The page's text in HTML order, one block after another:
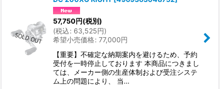
57,750円(税別)
(税込: 63,525円)
希望小売価格: 77,000円
【重要】不確定な納期案内を避けるため、予約
受付を一時停止しております 本商品につきまし
ては、メーカー側の生産体制および受注システ
ム上の問題により、 当…